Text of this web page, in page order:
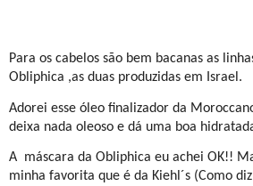
Para os cabelos são bem bacanas as
Obliphica ,as duas produzidas em Israel.
Adorei esse óleo finalizador da
deixa nada oleoso e dá uma boa
A máscara da Obliphica eu achei OK!!
minha favorita que é da Kiehl´s (Como